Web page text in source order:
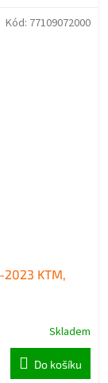
2023 KTM,
Skladem
Do košíku
Kód: 77109072000